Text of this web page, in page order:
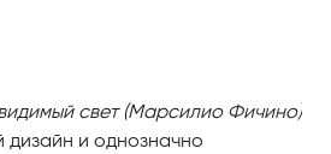
свет (Марсилио Фичино)
дизайн и однозначно